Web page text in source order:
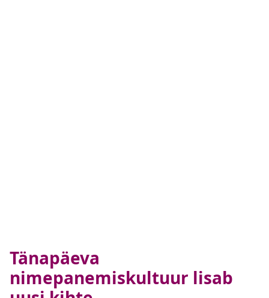
Tänapäeva
nimepanemiskultuur lisab